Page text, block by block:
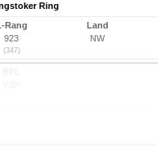
Ring
Rang
923
(347)
Land
NW